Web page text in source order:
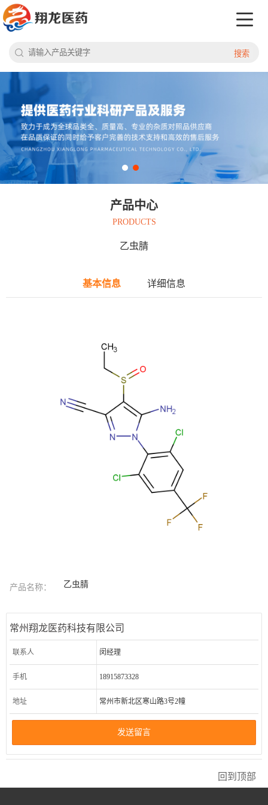
搜索
产品中心
PRODUCTS
乙虫腈
基本信息 详细信息
产品名称： 乙虫腈
常州翔龙医药科技有限公司
联系人 闵经理
手机 18915873328
地址 常州市新北区寒山路3号2幢
发送留言
回到顶部